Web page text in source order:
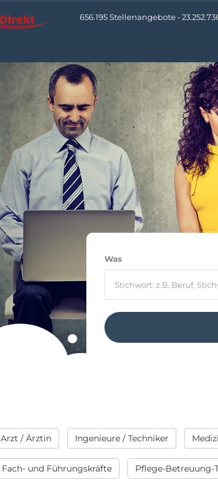
656.195 Stellenangebote •
Was
Arzt / Ärztin Ingenieure / Techniker
Fach- und Führungskräfte Pflege-Betreuung-